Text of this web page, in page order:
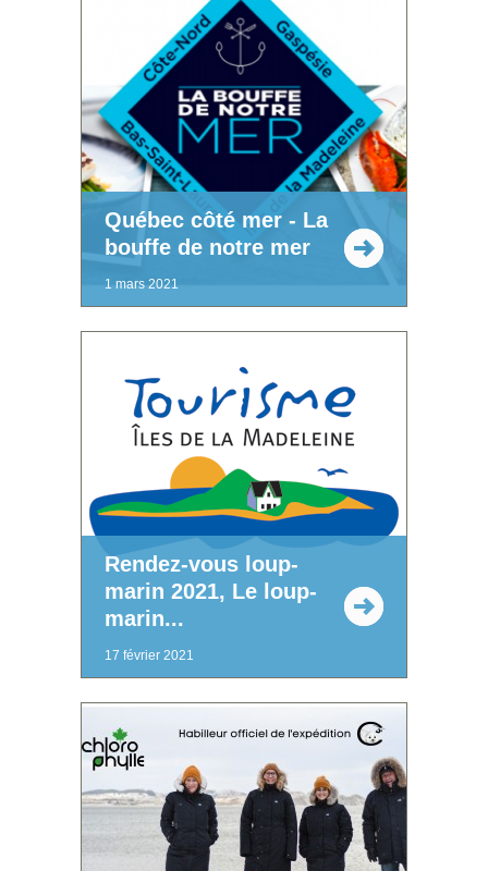
Québec côté mer - La
bouffe de notre mer
1 mars 2021
Rendez-vous loup-
marin 2021, Le loup-
marin...
17 février 2021